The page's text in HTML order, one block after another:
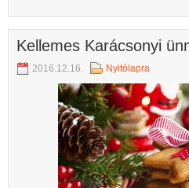
Kellemes Karácsonyi
2016.12.16. Nyitólapra